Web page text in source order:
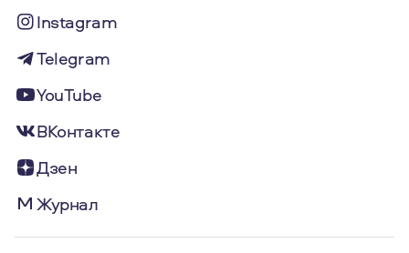
Instagram
Telegram
YouTube
ВКонтакте
Дзен
Журнал